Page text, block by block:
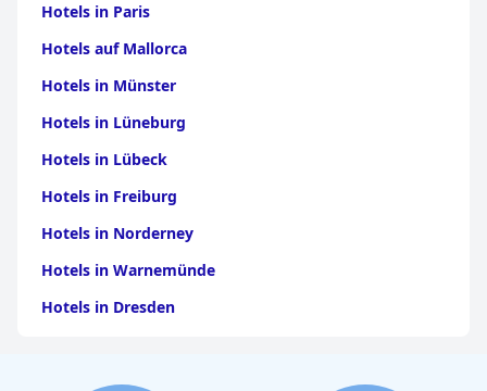
Hotels in Paris
Hotels auf Mallorca
Hotels in Münster
Hotels in Lüneburg
Hotels in Lübeck
Hotels in Freiburg
Hotels in Norderney
Hotels in Warnemünde
Hotels in Dresden
Hotels in Stuttgart